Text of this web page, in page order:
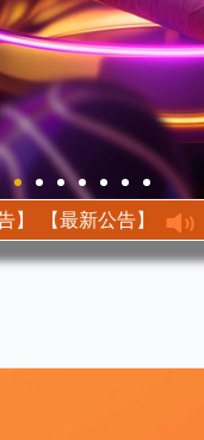
【最新公告】 【超商儲值注意事項通告】